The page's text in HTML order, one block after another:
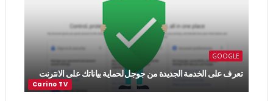
GOOGLE
تعرف على الخدمة الجديدة من جوجل لحماية بياناتك على الانترنت